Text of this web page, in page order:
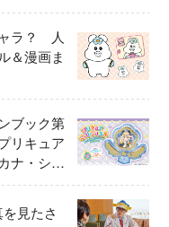
ャラ？ 人
＆漫画ま
ブック第
リキュア
ナ・シャ
レールを
見たさ